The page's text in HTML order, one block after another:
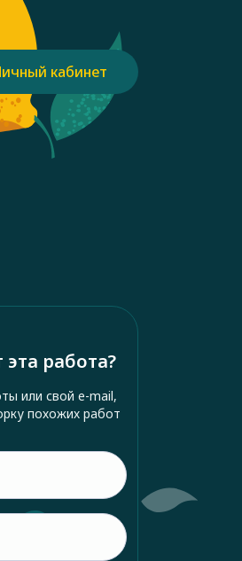
кабинет
работа?
или свой e-mail,
похожих работ